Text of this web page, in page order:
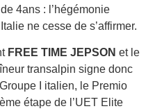
4ans : l’hégémonie
ne cesse de s’affirmer.
FREE TIME JEPSON et le
transalpin signe donc
I italien, le Premio
étape de l’UET Elite